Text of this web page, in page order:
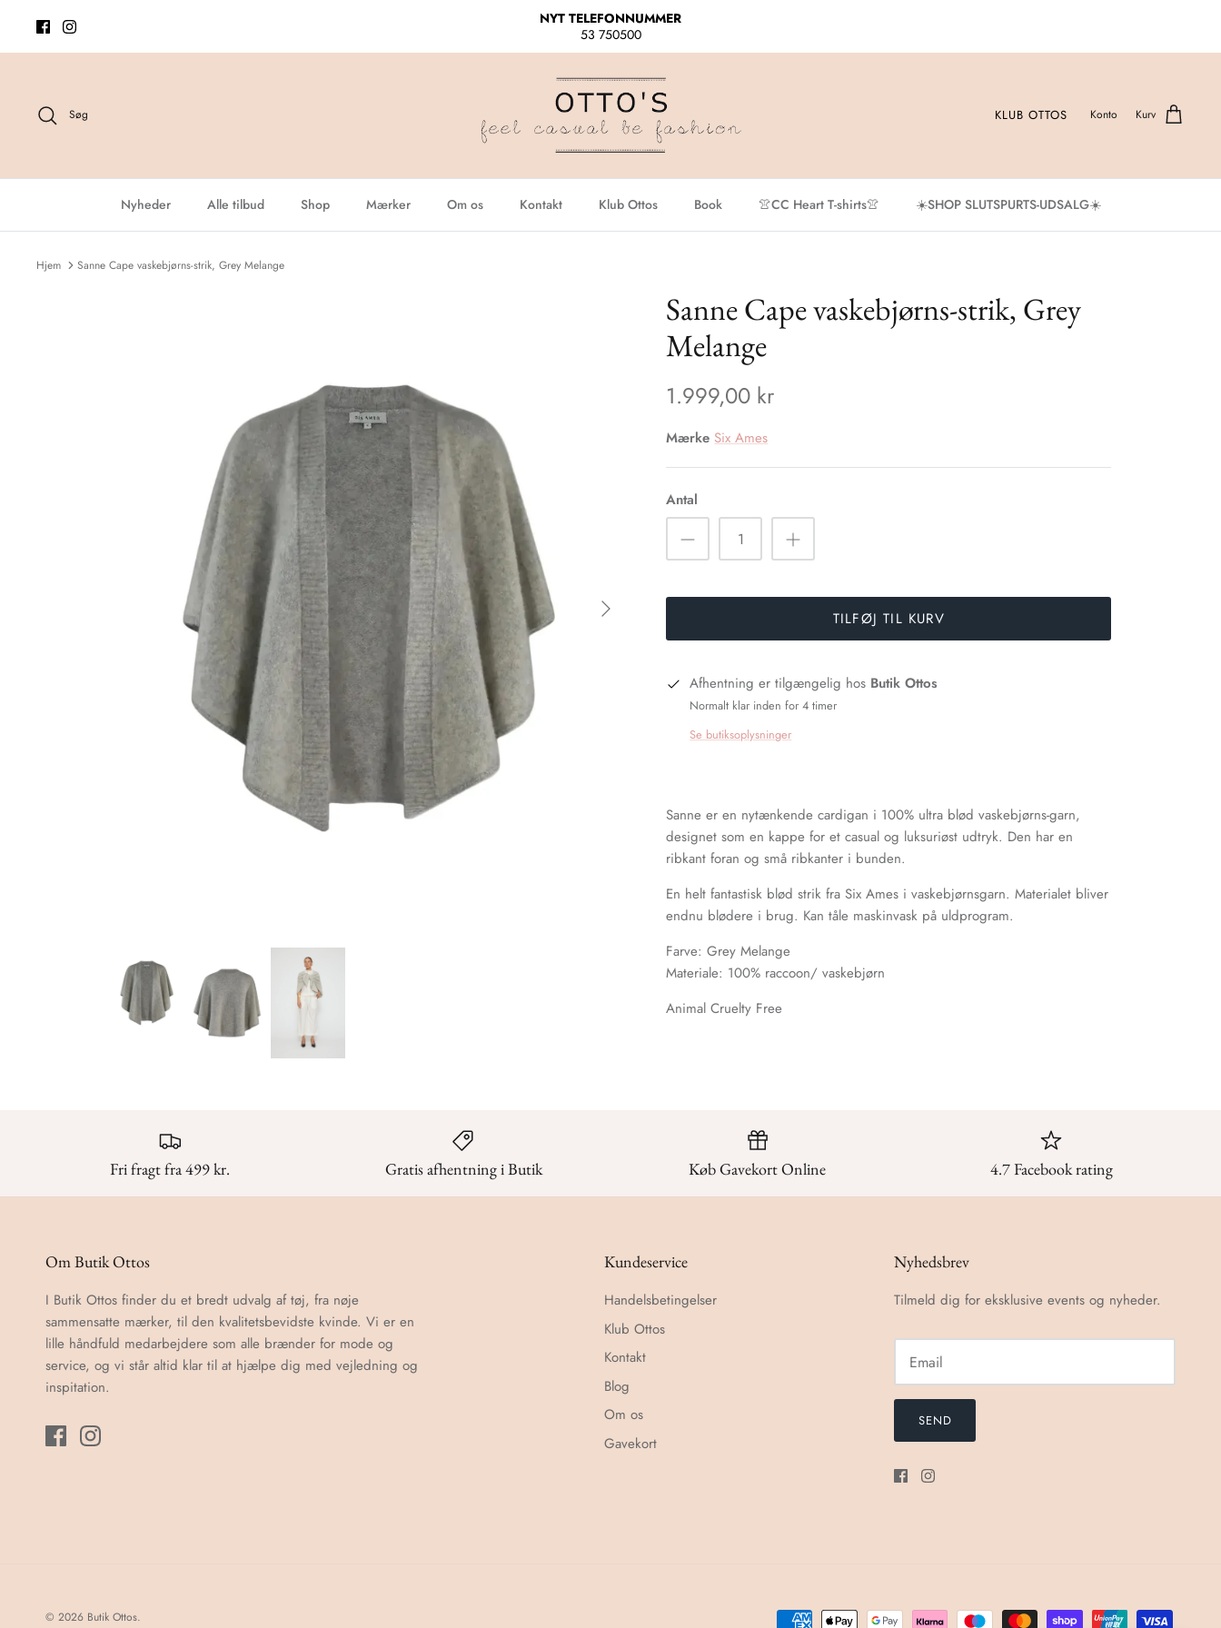
indhold
NYT TELEFONNUMMER
53 750500
Søg KLUB OTTOS Konto Kurv
Nyheder Alle tilbud Shop Mærker Om os Kontakt Klub Ottos Book 👚CC Heart T-shirts👚 ☀️SHOP SLUTSPURTS-UDSALG☀️
Hjem Sanne Cape vaskebjørns-strik, Grey Melange
Sanne Cape vaskebjørns-strik, Grey
Melange
1.999,00 kr
Mærke Six Ames
Antal
TILFØJ TIL KURV
Afhentning er tilgængelig hos Butik Ottos
Normalt klar inden for 4 timer
Se butiksoplysninger
Sanne er en nytænkende cardigan i 100% ultra blød vaskebjørns-garn,
designet som en kappe for et casual og luksuriøst udtryk. Den har en
ribkant foran og små ribkanter i bunden.
En helt fantastisk blød strik fra Six Ames i vaskebjørnsgarn. Materialet bliver
endnu blødere i brug. Kan tåle maskinvask på uldprogram.
Farve: Grey Melange
Materiale: 100% raccoon/vaskebjørn
Animal Cruelty Free
Fri fragt fra 499 kr. Gratis afhentning i Butik Køb Gavekort Online 4.7 Facebook rating
Om Butik Ottos
I Butik Ottos finder du et bredt udvalg af tøj, fra nøje
sammensatte mærker, til den kvalitetsbevidste kvinde. Vi er en
lille håndfuld medarbejdere som alle brænder for mode og
service, og vi står altid klar til at hjælpe dig med vejledning og
inspitation.
Kundeservice
Handelsbetingelser
Klub Ottos
Kontakt
Blog
Om os
Gavekort
Nyhedsbrev
Tilmeld dig for eksklusive events og nyheder.
SEND
© 2026 Butik Ottos.